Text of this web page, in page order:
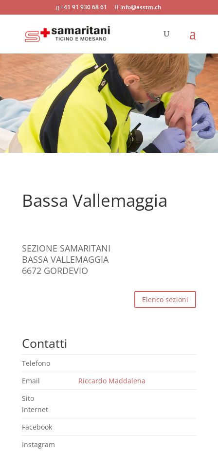
+41 91 930 68 61 info@asstm.ch
Bassa Vallemaggia
SEZIONE SAMARITANI
BASSA VALLEMAGGIA
6672 GORDEVIO
Elenco sezioni
Contatti
Telefono
Email
Riccardo Maddalena
Sito
internet
Facebook
Instagram